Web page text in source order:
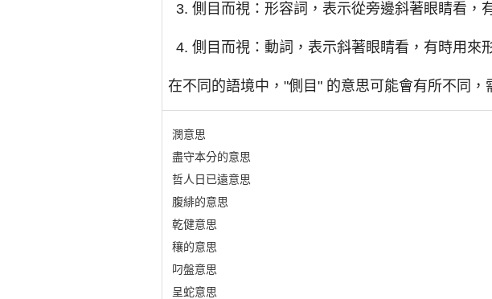
側目而視：形容詞，表示從旁邊斜著眼睛看，
側目而視：動詞，表示斜著眼睛看，有時用來
在不同的語境中，"側目" 的意思可能會有所不同，
潣意思
盡守本分的意思
哲人日已遠意思
腹緋的意思
乾健意思
穰的意思
叼盤意思
呈蛇意思